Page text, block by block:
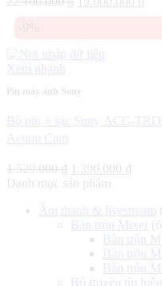
Xem nhanh
Pin máy ảnh Sony
Bộ pin + sạc Sony ACC-
Action Cam
1.529.000₫
Giá
gốc
1.529.000 ₫.
1.390.000 ₫
là:
Danh mục sản phẩm
Âm thanh & livestream
Bàn trộn Mixer
Bàn trộn
Bàn trộn
Bàn trộn
Bộ truyền tín hiệu